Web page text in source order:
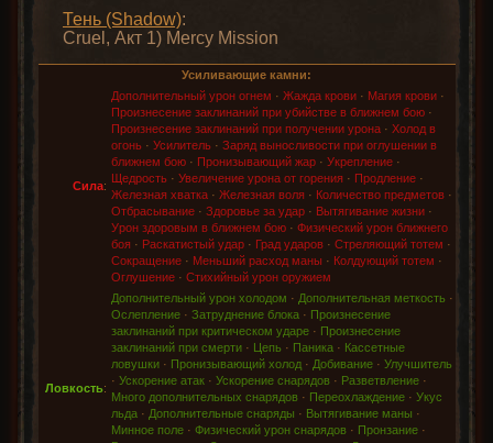
Тень (Shadow):
Cruel, Акт 1) Mercy Mission
Усиливающие камни:
Сила:
Дополнительный урон огнем · Жажда крови· Магия крови·
Произнесение заклинаний при убийстве в ближнем бою·
Произнесение заклинаний при получении урона· Холод в
огонь· Усилитель· Заряд выносливости при оглушении в
ближнем бою· Пронизывающий жар· Укрепление·
Щедрость· Увеличение урона от горения· Продление·
Железная хватка· Железная воля· Количество предметов·
Отбрасывание· Здоровье за удар· Вытягивание жизни·
Урон здоровым в ближнем бою· Физический урон ближнего
боя· Раскатистый удар· Град ударов· Стреляющий тотем ·
Сокращение· Меньший расход маны · Колдующий тотем ·
Оглушение· Стихийный урон оружием
Ловкость:
Дополнительный урон холодом · Дополнительная меткость ·
Ослепление· Затруднение блока· Произнесение
заклинаний при критическом ударе· Произнесение
заклинаний при смерти· Цепь · Паника· Кассетные
ловушки· Пронизывающий холод· Добивание· Улучшитель
· Ускорение атак· Ускорение снарядов· Разветвление·
Много дополнительных снарядов· Переохлаждение· Укус
льда· Дополнительные снаряды · Вытягивание маны ·
Минное поле· Физический урон снарядов· Пронзание·